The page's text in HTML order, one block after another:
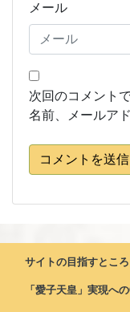
メール
次回のコメント
名前、メールア
コメントを送信
サイトの目指すところ
「愛子天皇」実現へ